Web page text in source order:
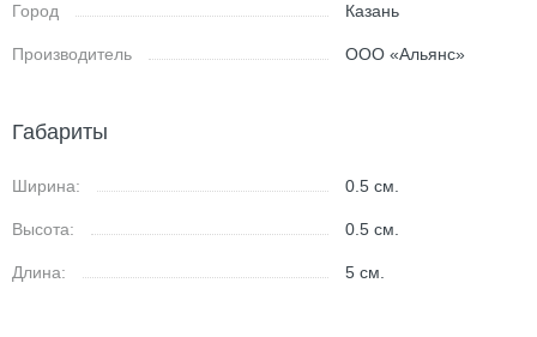
Город Казань
Производитель ООО «Альянс»
Габариты
Ширина: 0.5см.
Высота: 0.5см.
Длина: 5см.